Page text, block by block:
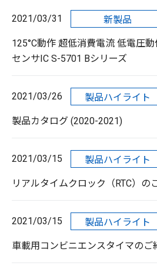
2021/03/31 新製品
125°C動作 超低消費電流 低電圧
センサIC S-5701 Bシリーズ
2021/03/26 製品ハイライト
製品カタログ (2020-2021)
2021/03/15 製品ハイライト
リアルタイムクロック（RTC）の
2021/03/15 製品ハイライト
車載用コンビニエンスタイマのご